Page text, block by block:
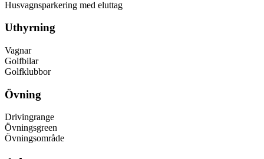
Husvagnsparkering med eluttag
Uthyrning
Vagnar
Golfbilar
Golfklubbor
Övning
Drivingrange
Övningsgreen
Övningsområde